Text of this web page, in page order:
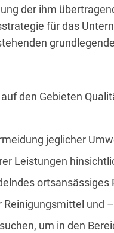
der ihm
für das
den Gebieten
jeglicher
Leistungen
ortsansässiges
und
um in den